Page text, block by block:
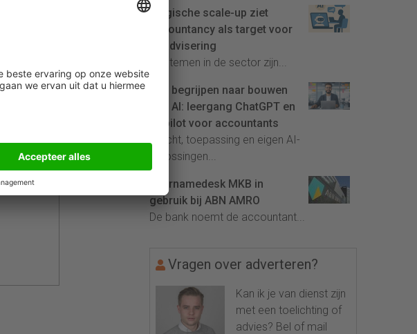
vindt
de
Belgische scale-up ziet
accountancy als target voor
AI-advisering
'Systemen in de sector zijn...
Van begrijpen naar bouwen
met AI: leergang ChatGPT en
Copilot voor accountants
Inzicht, toepassing en eigen AI-
oplossingen...
Overnamedesk MKB in
gebruik bij ABN AMRO
De bank noemt de accountant...
Vragen over adverteren?
Kan ik je van dienst zijn
met een toelichting of
advies? Bel of mail